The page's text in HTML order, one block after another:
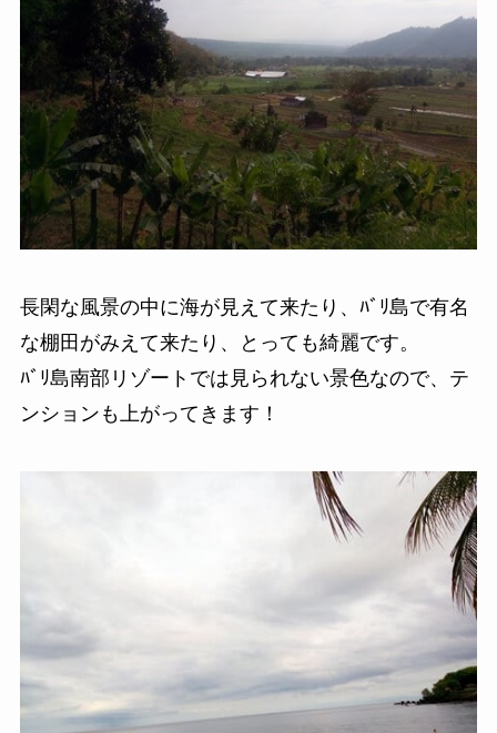
長閑な風景の中に海が見えて来たり、ﾊﾞﾘ島で有名
な棚田がみえて来たり、とっても綺麗です。
ﾊﾞﾘ島南部リゾートでは見られない景色なので、テ
ンションも上がってきます！